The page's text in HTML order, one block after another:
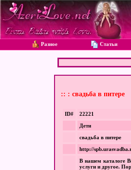
Разное Статьи
:: : свадьба в питере
ID#
22221
Дети
свадьба в питере
http://
В нашем каталоге
услуги и другое.